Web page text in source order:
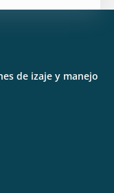
de izaje y manejo